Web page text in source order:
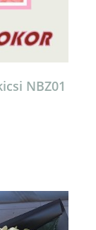
NBZ01